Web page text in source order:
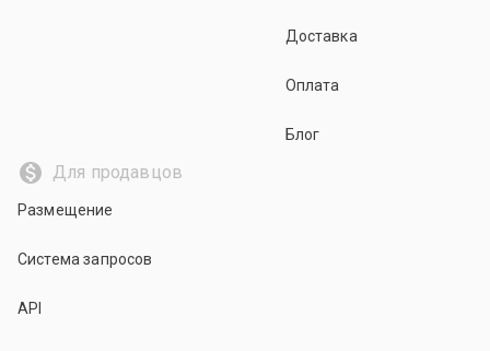
Доставка
Оплата
Блог
Для продавцов
Размещение
Система запросов
API